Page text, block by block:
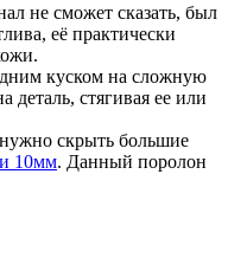
не сможет сказать, был
её практически
куском на сложную
стягивая ее или
скрыть большие
10мм. Данный поролон